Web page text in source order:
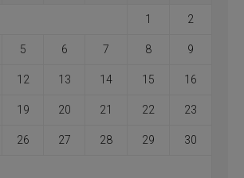
1 2
5 6 7 8 9
12 13 14 15 16
19 20 21 22 23
26 27 28 29 30